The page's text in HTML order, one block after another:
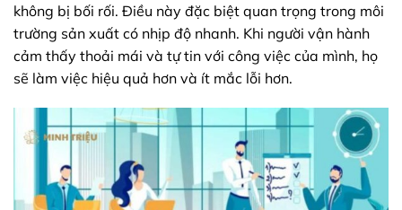
không bị bối rối. Điều này đặc biệt quan trọng trong môi
trường sản xuất có nhịp độ nhanh. Khi người vận hành
cảm thấy thoải mái và tự tin với công việc của mình, họ
sẽ làm việc hiệu quả hơn và ít mắc lỗi hơn.